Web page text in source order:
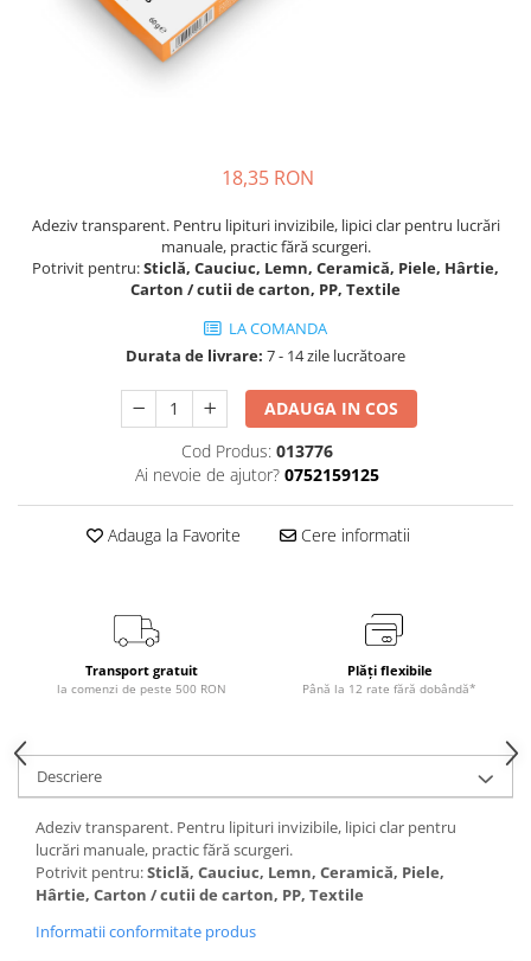
Pistoale de lipit si accesorii
Suflante cu aer cald si accesorii
Suflante cu aer cald
Consumabile
18,35 RON
Adeziv transparent. Pentru lipituri invizibile, lipici clar pentru lucrări
manuale, practic fără scurgeri.
Potrivit pentru:Sticlă, Cauciuc, Lemn, Ceramică, Piele, Hârtie,
Carton / cutii de carton, PP, Textile
LA COMANDA
Durata de livrare: 7 - 14 zile lucrătoare
ADAUGA IN COS
Cod Produs: 013776
Ai nevoie de ajutor? 0752159125
Adauga la Favorite Cere informatii
Transport gratuit
la comenzi de peste 500 RON
Plăți flexibile
Până la 12 rate fără dobândă*
Descriere
Adeziv transparent. Pentru lipituri invizibile, lipici clar pentru
lucrări manuale, practic fără scurgeri.
Potrivit pentru:Sticlă, Cauciuc, Lemn, Ceramică, Piele,
Hârtie, Carton / cutii de carton, PP, Textile
Informatii conformitate produs